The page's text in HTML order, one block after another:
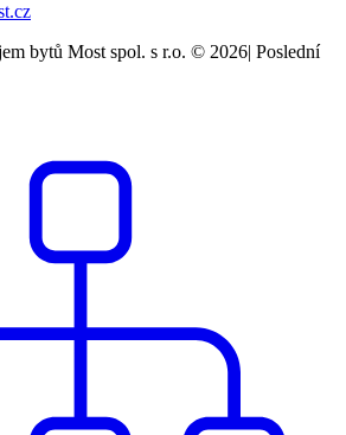
bytů Most spol. s r.o. © 2026| Poslední